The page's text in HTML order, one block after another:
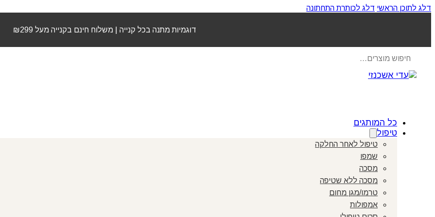
דלג לתוכן הראשי דלג לכותרת התחתונה
דוגמיות מתנה בכל קנייה | משלוח חינם בקנייה מעל ₪299
search
כל המותגים
טיפול
טיפול לאחר החלקה
שמפו
מסכה
מסכה ללא שטיפה
טרמו/מגן מחום
אמפולות